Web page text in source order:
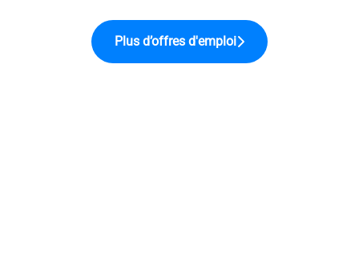
Plus d’offres d'emploi